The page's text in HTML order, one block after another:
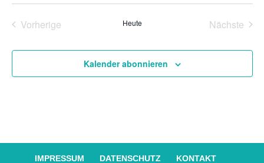
Vorherige
Heute
Nächste
Kalender abonnieren
IMPRESSUM DATENSCHUTZ KONTAKT